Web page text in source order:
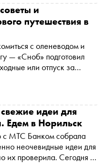
и
путешествия в
с оленеводом и
— «Сноб» подготовил
или отпуск за
идеи для
Едем в Норильск
с МТС Банком собрала
неочевидные идеи для
их проверила. Сегодня —